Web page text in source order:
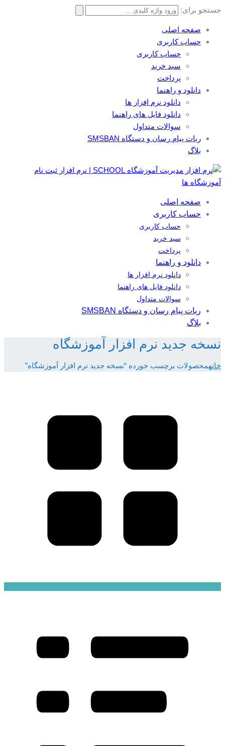
جستجو برای:
صفحه اصلی
حساب کاربری
حساب کاربری
سبد خرید
پرداخت
دانلود و راهنما
دانلود نرم افزار ها
دانلود فایل های راهنما
سوالات متداول
ربات پیام رسان و دستگاه SMSBAN
بلاگ
صفحه اصلی
حساب کاربری
حساب کاربری
سبد خرید
پرداخت
دانلود و راهنما
دانلود نرم افزار ها
دانلود فایل های راهنما
سوالات متداول
ربات پیام رسان و دستگاه SMSBAN
بلاگ
نسخه جدید نرم افزار آموزشگاه
خانهمحصولات برچسب خورده “نسخه جدید نرم افزار آموزشگاه”